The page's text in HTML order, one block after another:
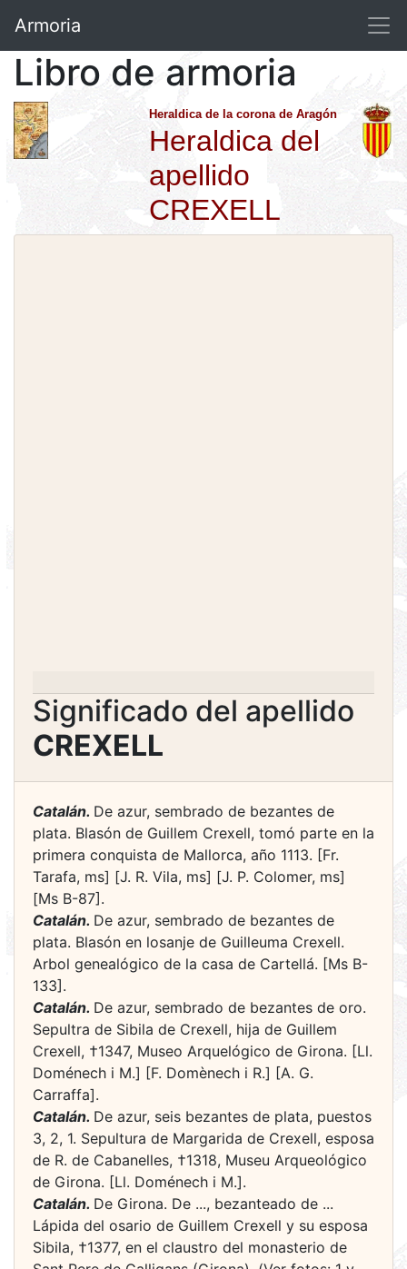
Armoria
Libro de armoria
Heraldica de la corona de Aragón
Heraldica del
apellido
CREXELL
Significado del apellido
CREXELL
Catalán. De azur, sembrado de bezantes de
plata. Blasón de Guillem Crexell, tomó parte en la
primera conquista de Mallorca, año 1113. [Fr.
Tarafa, ms] [J. R. Vila, ms] [J. P. Colomer, ms]
[Ms B-87].
Catalán. De azur, sembrado de bezantes de
plata. Blasón en losanje de Guilleuma Crexell.
Arbol genealógico de la casa de Cartellá. [Ms B-
133].
Catalán. De azur, sembrado de bezantes de oro.
Sepultra de Sibila de Crexell, hija de Guillem
Crexell, †1347, Museo Arquelógico de Girona. [Ll.
Doménech i M.] [F. Domènech i R.] [A. G.
Carraffa].
Catalán. De azur, seis bezantes de plata, puestos
3, 2, 1. Sepultura de Margarida de Crexell, esposa
de R. de Cabanelles, †1318, Museu Arqueológico
de Girona. [Ll. Doménech i M.].
Catalán. De Girona. De ..., bezanteado de ...
Lápida del osario de Guillem Crexell y su esposa
Sibila, †1377, en el claustro del monasterio de